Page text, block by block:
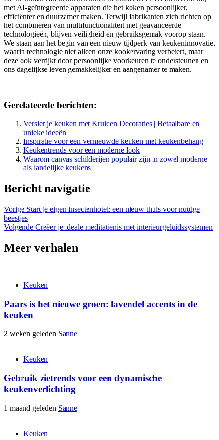
met AI-geïntegreerde apparaten die het koken persoonlijker,
efficiënter en duurzamer maken. Terwijl fabrikanten zich richten op
het combineren van multifunctionaliteit met geavanceerde
technologieën, blijven veiligheid en gebruiksgemak voorop staan.
We staan aan het begin van een nieuw tijdperk van keukeninnovatie,
waarin technologie niet alleen onze kookervaring verbetert, maar
deze ook verrijkt door persoonlijke voorkeuren te ondersteunen en
ons dagelijkse leven gemakkelijker en aangenamer te maken.
Gerelateerde berichten:
Versier je keuken met Kruiden Decoraties | Betaalbare en
unieke ideeën
Inspiratie voor een vernieuwde keuken met keukenbehang
Keukentrends voor een moderne look
Waarom canvas schilderijen populair zijn in zowel moderne
als landelijke keukens
Bericht navigatie
Vorige Start je eigen insectenhotel: een nieuw thuis voor nuttige
beestjes
Volgende Creëer je ideale meditatienis met interieurgeluidssystemen
Meer verhalen
Keuken
Paars is het nieuwe groen: lavendel accents in de
keuken
2 weken geleden Sanne
Keuken
Gebruik zietrends voor een dynamische
keukenverlichting
1 maand geleden Sanne
Keuken